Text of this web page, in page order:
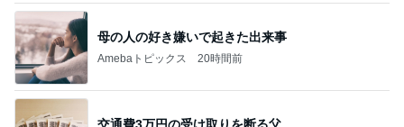
母の人の好き嫌いで起きた出来事
Amebaトピックス 20時間前
交通費3万円の受け取りを断る父